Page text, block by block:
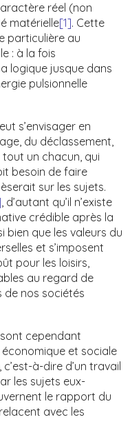
réel (non
matérielle[1]. Cette
particulière au
: à la fois
logique jusque dans
pulsionnelle
s’envisager en
du déclassement,
un chacun, qui
besoin de faire
sur les sujets.
, d’autant qu’il n’existe
crédible après la
bien que les valeurs du
et s’imposent
pour les loisirs,
au regard de
de nos sociétés
cependant
et sociale
à-dire d’un travail
les sujets eux-
le rapport du
avec les